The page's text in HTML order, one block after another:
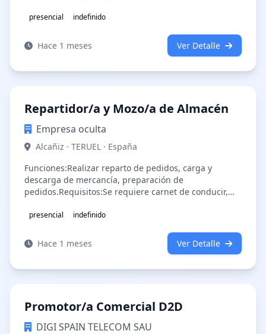
presencial indefinido
Hace 1 meses Ver Detalle
Repartidor/a y Mozo/a de Almacén
Empresa oculta
Alcañiz · TERUEL · España
Funciones:Realizar reparto de pedidos, carga y
descarga de mercancía, preparación de
pedidos.Requisitos:Se requiere carnet de conducir,
presencial indefinido
Hace 1 meses Ver Detalle
Promotor/a Comercial D2D
DIGI SPAIN TELECOM SAU